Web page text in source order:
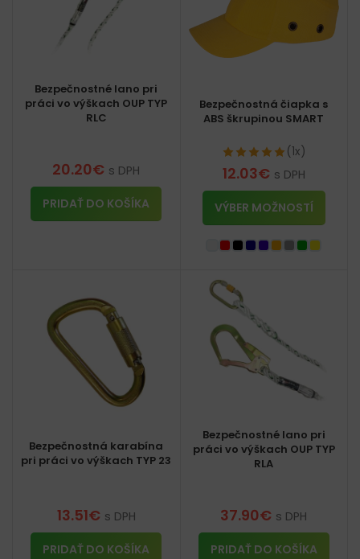
Bezpečnostné lano pri
práci vo výškach OUP TYP
RLC
20.20€ s DPH
PRIDAŤ DO KOŠÍKA
Bezpečnostná čiapka s
ABS škrupinou SMART
(1x)
12.03€ s DPH
VÝBER MOŽNOSTÍ
Bezpečnostná karabína
pri práci vo výškach TYP 23
13.51€ s DPH
PRIDAŤ DO KOŠÍKA
Bezpečnostné lano pri
práci vo výškach OUP TYP
RLA
37.90€ s DPH
PRIDAŤ DO KOŠÍKA